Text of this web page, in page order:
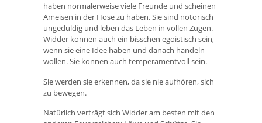
haben normalerweise viele Freunde und scheinen
Ameisen in der Hose zu haben. Sie sind notorisch
ungeduldig und leben das Leben in vollen Zügen.
Widder können auch ein bisschen egoistisch sein,
wenn sie eine Idee haben und danach handeln
wollen. Sie können auch temperamentvoll sein.
Sie werden sie erkennen, da sie nie aufhören, sich
zu bewegen.
Natürlich verträgt sich Widder am besten mit den